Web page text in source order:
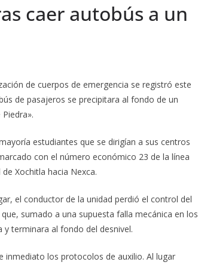
caer autobús a un
de cuerpos de emergencia se registró este
de pasajeros se precipitara al fondo de un
estudiantes que se dirigían a sus centros
con el número económico 23 de la línea
Xochitla hacia Nexca.
el conductor de la unidad perdió el control del
sumado a una supuesta falla mecánica en los
terminara al fondo del desnivel.
inmediato los protocolos de auxilio. Al lugar